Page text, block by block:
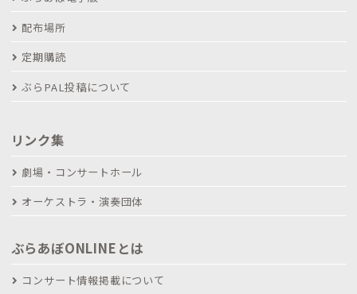
配布場所
定期購読
ぶらPAL投稿について
リンク集
劇場・コンサートホール
オーケストラ・演奏団体
ぶらあぼONLINEとは
コンサート情報掲載について